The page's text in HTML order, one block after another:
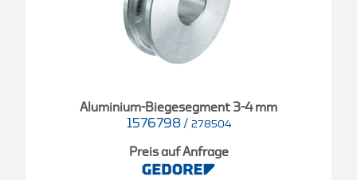
Aluminium-Biegesegment 3-4 mm
1576798 / 278504
Preis auf Anfrage